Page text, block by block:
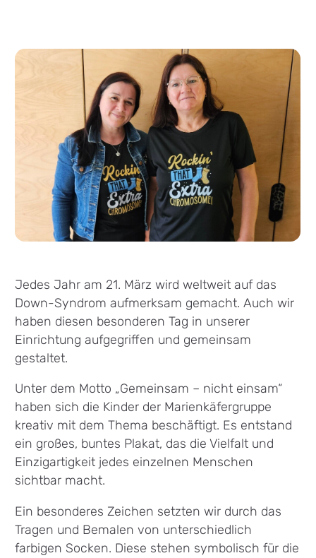
Jedes Jahr am 21. März wird weltweit auf das
Down-Syndrom aufmerksam gemacht. Auch wir
haben diesen besonderen Tag in unserer
Einrichtung aufgegriffen und gemeinsam
gestaltet.
Unter dem Motto „Gemeinsam – nicht einsam“
haben sich die Kinder der Marienkäfergruppe
kreativ mit dem Thema beschäftigt. Es entstand
ein großes, buntes Plakat, das die Vielfalt und
Einzigartigkeit jedes einzelnen Menschen
sichtbar macht.
Ein besonderes Zeichen setzten wir durch das
Tragen und Bemalen von unterschiedlich
farbigen Socken. Diese stehen symbolisch für die